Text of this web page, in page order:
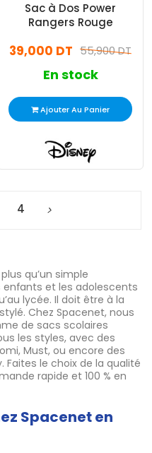
Sac à Dos Power
Rangers Rouge
55,900 DT
39,000 DT
En stock
Ajouter Au Panier
4
qu’un simple
et les adolescents
lycée. Il doit être à la
Chez Spacenet, nous
de sacs scolaires
les styles, avec des
Must, ou encore des
Faites le choix de la qualité
rapide et 100 % en
Spacenet en